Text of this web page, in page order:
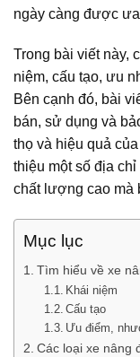
ngày càng được
Trong bài viết này,
niệm, cấu tạo, ưu
Bên cạnh đó, bài
bán, sử dụng và
thọ và hiệu quả
thiệu một số địa
chất lượng cao mà
Mục lục
Tìm hiểu về xe
Khái niệm
Cấu tạo
Ưu điểm,
Các loại xe nâng